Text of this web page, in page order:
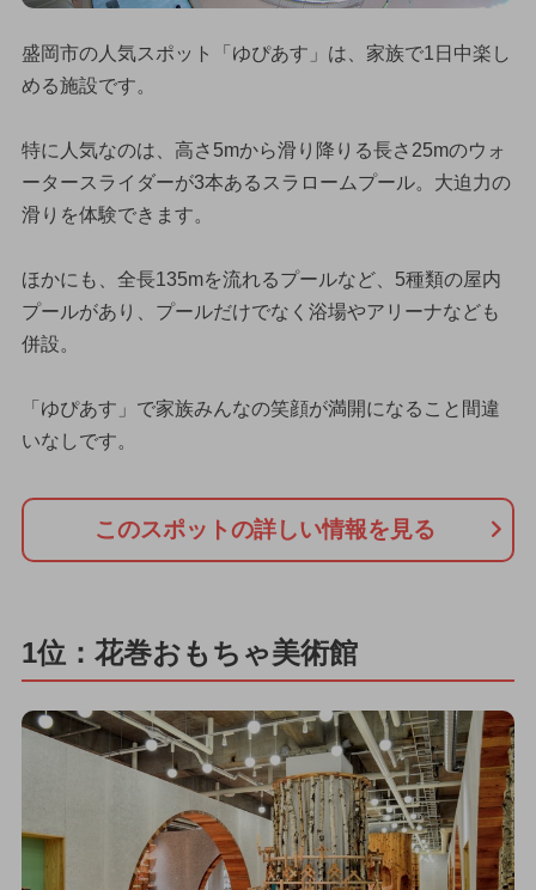
盛岡市の人気スポット「ゆぴあす」は、家族で1日中楽し
める施設です。
特に人気なのは、高さ5mから滑り降りる長さ25mのウォ
ータースライダーが3本あるスラロームプール。大迫力の
滑りを体験できます。
ほかにも、全長135mを流れるプールなど、5種類の屋内
プールがあり、プールだけでなく浴場やアリーナなども
併設。
「ゆぴあす」で家族みんなの笑顔が満開になること間違
いなしです。
このスポットの詳しい情報を見る
1位：花巻おもちゃ美術館